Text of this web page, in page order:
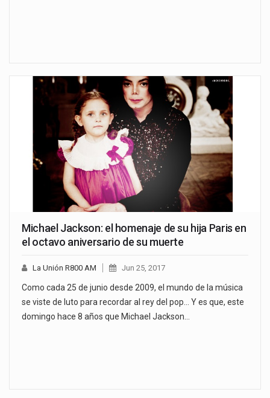
Michael Jackson: el homenaje de su hija Paris en
el octavo aniversario de su muerte
La Unión R800 AM Jun 25, 2017
Como cada 25 de junio desde 2009, el mundo de la música
se viste de luto para recordar al rey del pop... Y es que, este
domingo hace 8 años que Michael Jackson…